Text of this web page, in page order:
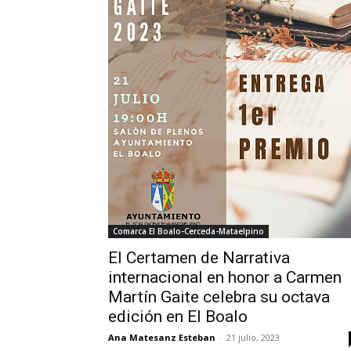
Comarca El Boalo-Cerceda-Mataelpino
El Certamen de Narrativa
internacional en honor a Carmen
Martín Gaite celebra su octava
edición en El Boalo
Ana Matesanz Esteban - 21 julio, 2023